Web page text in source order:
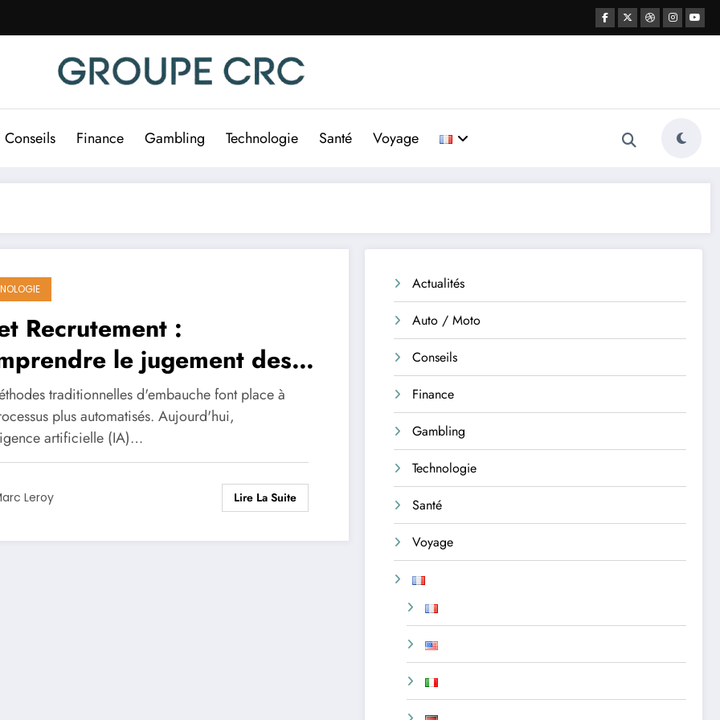
Conseils Finance Gambling Technologie Santé Voyage
Recrutement :
le jugement des
sur votre CV et les
pour les séduire
traditionnelles d'embauche font place à
plus automatisés. Aujourd'hui,
artificielle (IA)…
Leroy Lire La Suite
Actualités
Auto / Moto
Conseils
Finance
Gambling
Technologie
Santé
Voyage